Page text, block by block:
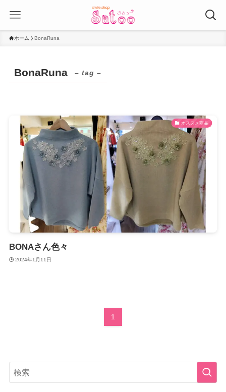
ホーム BonaRuna
BonaRuna – tag –
オススメ商品
BONAさん色々
2024年1月11日
1